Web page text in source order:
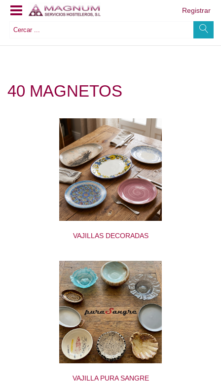
Registrar
40 MAGNETOS
VAJILLAS DECORADAS
VAJILLA PURA SANGRE